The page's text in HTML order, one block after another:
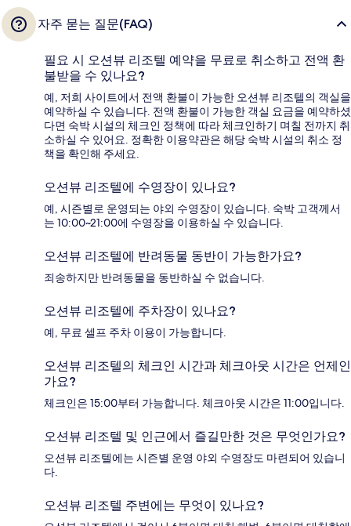
자주 묻는 질문(FAQ)
필요 시 오션뷰 리조텔 예약을 무료로 취소하고 전액 환
불받을 수 있나요?
예, 저희 사이트에서 전액 환불이 가능한 오션뷰 리조텔의 객실을
예약하실 수 있습니다. 전액 환불이 가능한 객실 요금을 예약하셨
다면 숙박 시설의 체크인 정책에 따라 체크인하기 며칠 전까지 취
소하실 수 있어요. 정확한 이용약관은 해당 숙박 시설의 취소 정
책을 확인해 주세요.
오션뷰 리조텔에 수영장이 있나요?
예, 시즌별로 운영되는 야외 수영장이 있습니다. 숙박 고객께서
는 10:00~21:00에 수영장을 이용하실 수 있습니다.
오션뷰 리조텔에 반려동물 동반이 가능한가요?
죄송하지만 반려동물을 동반하실 수 없습니다.
오션뷰 리조텔에 주차장이 있나요?
예, 무료 셀프 주차 이용이 가능합니다.
오션뷰 리조텔의 체크인 시간과 체크아웃 시간은 언제인
가요?
체크인은 15:00부터 가능합니다. 체크아웃 시간은 11:00입니다.
오션뷰 리조텔 및 인근에서 즐길만한 것은 무엇인가요?
오션뷰 리조텔에는 시즌별 운영 야외 수영장도 마련되어 있습니
다.
오션뷰 리조텔 주변에는 무엇이 있나요?